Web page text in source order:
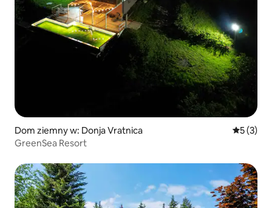
Dom ziemny w: Donja Vratnica Średnia
5 (3)
GreenSea Resort